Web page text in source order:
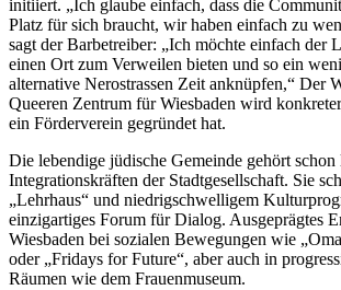
initiiert. „Ich glaube einfach, dass die
Platz für sich braucht, wir haben einfach zu
sagt der Barbetreiber: „Ich möchte einfach
einen Ort zum Verweilen bieten und so ein
alternative Nerostrassen Zeit anknüpfen,“ Der
Queeren Zentrum für Wiesbaden wird
ein Förderverein gegründet hat.
Die lebendige jüdische Gemeinde gehört schon
Integrationskräften der Stadtgesellschaft. Sie
„Lehrhaus“ und niedrigschwelligem
einzigartiges Forum für Dialog. Ausgeprägtes
Wiesbaden bei sozialen Bewegungen wie
oder „Fridays for Future“, aber auch in
Räumen wie dem Frauenmuseum.